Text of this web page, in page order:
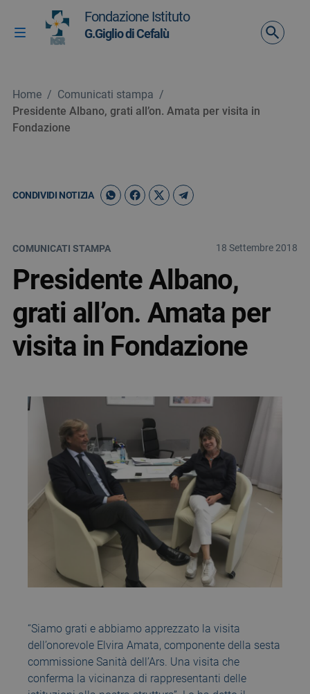
Vai ai contenuti
Vai al menu di navigazione
Vai al footer
Attiva / disattiva la navigazione
Fondazione Istituto
G.Giglio di Cefalù
Home / Comunicati stampa /
Presidente Albano, grati all’on. Amata per visita in
Fondazione
CONDIVIDI NOTIZIA
COMUNICATI STAMPA 18 Settembre 2018
Presidente Albano,
grati all’on. Amata per
visita in Fondazione
“Siamo grati e abbiamo apprezzato la visita
dell’onorevole Elvira Amata, componente della sesta
commissione Sanità dell’Ars. Una visita che
conferma la vicinanza di rappresentanti delle